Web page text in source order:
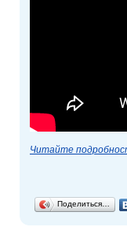
Читайте
Поделиться…